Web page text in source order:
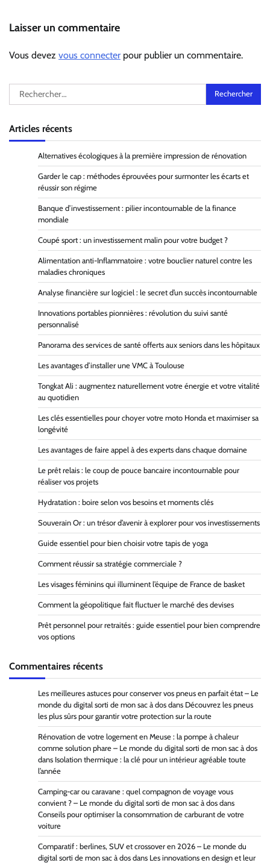
Laisser un commentaire
Vous devez vous connecter pour publier un commentaire.
Rechercher :
Articles récents
Alternatives écologiques à la première impression de rénovation
Garder le cap : méthodes éprouvées pour surmonter les écarts et
réussir son régime
Banque d’investissement : pilier incontournable de la finance
mondiale
Coupé sport : un investissement malin pour votre budget ?
Alimentation anti-Inflammatoire : votre bouclier naturel contre les
maladies chroniques
Analyse financière sur logiciel : le secret d’un succès incontournable
Innovations portables pionnières : révolution du suivi santé
personnalisé
Panorama des services de santé offerts aux seniors dans les hôpitaux
Les avantages d’installer une VMC à Toulouse
Tongkat Ali : augmentez naturellement votre énergie et votre vitalité
au quotidien
Les clés essentielles pour choyer votre moto Honda et maximiser sa
longévité
Les avantages de faire appel à des experts dans chaque domaine
Le prêt relais : le coup de pouce bancaire incontournable pour
réaliser vos projets
Hydratation : boire selon vos besoins et moments clés
Souverain Or : un trésor d’avenir à explorer pour vos investissements
Guide essentiel pour bien choisir votre tapis de yoga
Comment réussir sa stratégie commerciale ?
Les visages féminins qui illuminent l’équipe de France de basket
Comment la géopolitique fait fluctuer le marché des devises
Prêt personnel pour retraités : guide essentiel pour bien comprendre
vos options
Commentaires récents
Les meilleures astuces pour conserver vos pneus en parfait état – Le
monde du digital sorti de mon sac à dos dans Découvrez les pneus
les plus sûrs pour garantir votre protection sur la route
Rénovation de votre logement en Meuse : la pompe à chaleur
comme solution phare – Le monde du digital sorti de mon sac à dos
dans Isolation thermique : la clé pour un intérieur agréable toute
l’année
Camping-car ou caravane : quel compagnon de voyage vous
convient ? – Le monde du digital sorti de mon sac à dos dans
Conseils pour optimiser la consommation de carburant de votre
voiture
Comparatif : berlines, SUV et crossover en 2026 – Le monde du
digital sorti de mon sac à dos dans Les innovations en design et leur